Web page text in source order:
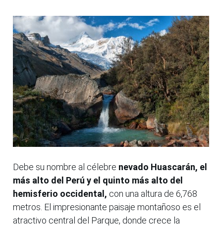
Debe su nombre al célebre nevado Huascarán, el
más alto del Perú y el quinto más alto del
hemisferio occidental, con una altura de 6,768
metros. El impresionante paisaje montañoso es el
atractivo central del Parque, donde crece la